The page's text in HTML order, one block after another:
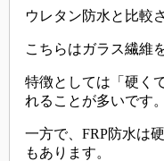
ウレタン防水と比較
こちらはガラス繊維
特徴としては「硬く
れることが多いです。
一方で、FRP防水は
もあります。